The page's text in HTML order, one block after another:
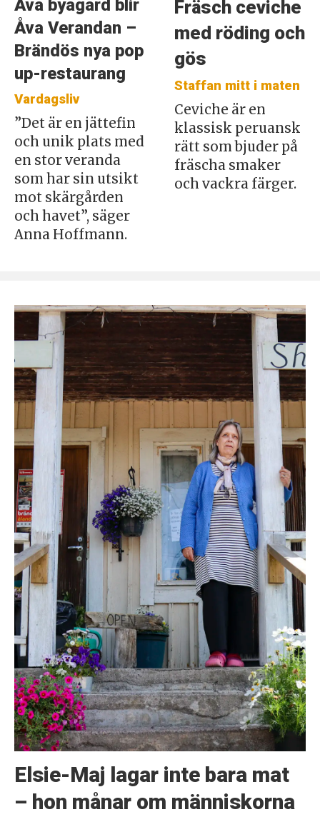
Åva byagård blir
Åva Verandan –
Brändös nya pop
up-restaurang
Vardagsliv
”Det är en jättefin
och unik plats med
en stor veranda
som har sin utsikt
mot skärgården
och havet”, säger
Anna Hoffmann.
Fräsch ceviche
med röding och
gös
Staffan mitt i maten
Ceviche är en
klassisk peruansk
rätt som bjuder på
fräscha smaker
och vackra färger.
Elsie-Maj lagar inte bara mat
– hon månar om människorna